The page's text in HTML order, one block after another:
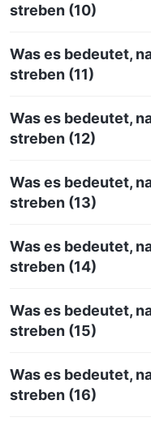
streben (10)
Was es bedeutet,
streben (11)
Was es bedeutet,
streben (12)
Was es bedeutet,
streben (13)
Was es bedeutet,
streben (14)
Was es bedeutet,
streben (15)
Was es bedeutet,
streben (16)